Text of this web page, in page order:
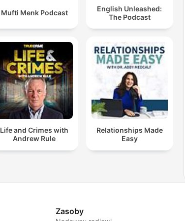
Mufti Menk Podcast
English Unleashed:
The Podcast
Life and Crimes with
Andrew Rule
Relationships Made
Easy
Zasoby